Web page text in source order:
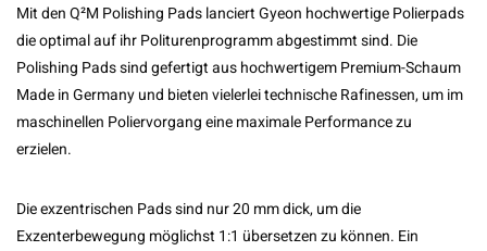
Mit den Q²M Polishing Pads lanciert Gyeon hochwertige Polierpads
die optimal auf ihr Politurenprogramm abgestimmt sind. Die
Polishing Pads sind gefertigt aus hochwertigem Premium-Schaum
Made in Germany und bieten vielerlei technische Rafinessen, um im
maschinellen Poliervorgang eine maximale Performance zu
erzielen.
Die exzentrischen Pads sind nur 20 mm dick, um die
Exzenterbewegung möglichst 1:1 übersetzen zu können. Ein